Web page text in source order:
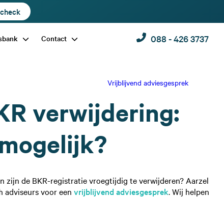
Contact 088 - 426 3737
Vrijblijvend adviesgesprek
verwijdering:
zijn de BKR-registratie vroegtijdig te verwijderen? Aarzel
adviseurs voor een vrijblijvend adviesgesprek. Wij helpen